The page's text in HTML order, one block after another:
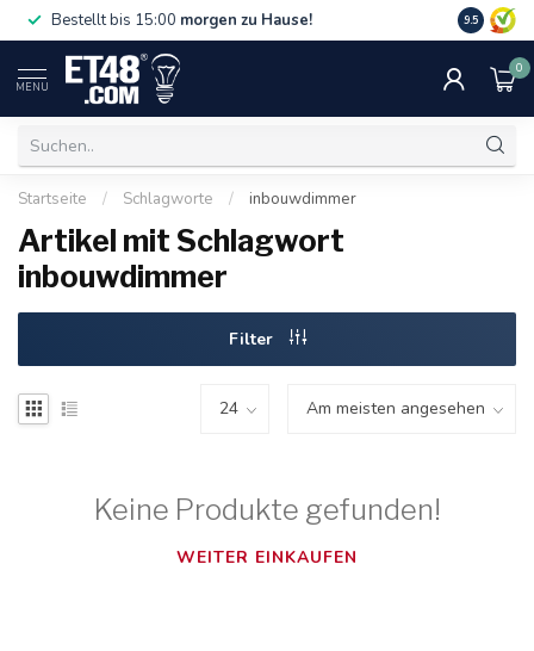
Bestellt bis 15:00 morgen zu Hause! 75 €. Nur
9.5
MENU
0
Startseite / Schlagworte / inbouwdimmer
Artikel mit Schlagwort
inbouwdimmer
Filter
Keine Produkte gefunden!
WEITER EINKAUFEN